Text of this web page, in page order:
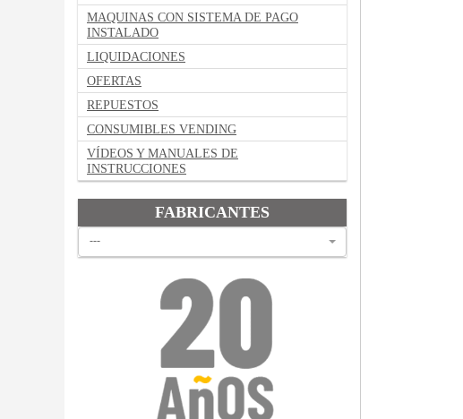
MAQUINAS CON SISTEMA DE PAGO
INSTALADO
LIQUIDACIONES
OFERTAS
REPUESTOS
CONSUMIBLES VENDING
VÍDEOS Y MANUALES DE
INSTRUCCIONES
FABRICANTES
---